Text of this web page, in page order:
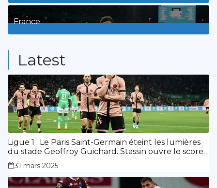
3Posts
France
Latest
Ligue 1 : Le Paris Saint-Germain éteint les lumières
du stade Geoffroy Guichard. Stassin ouvre le score,
doublé de Doué.
31 mars 2025